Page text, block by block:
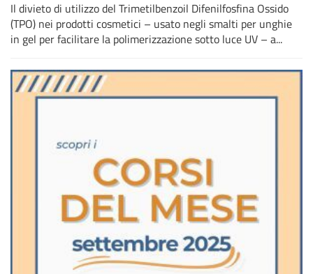
Il divieto di utilizzo del Trimetilbenzoil Difenilfosfina Ossido
(TPO) nei prodotti cosmetici – usato negli smalti per unghie
in gel per facilitare la polimerizzazione sotto luce UV – a...